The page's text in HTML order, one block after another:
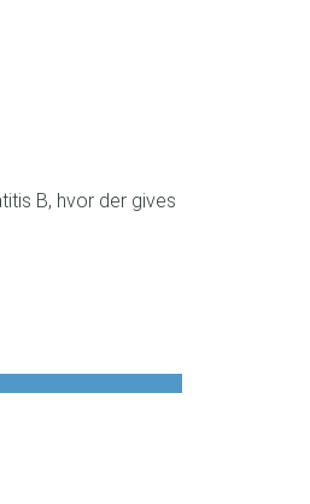
B, hvor der gives